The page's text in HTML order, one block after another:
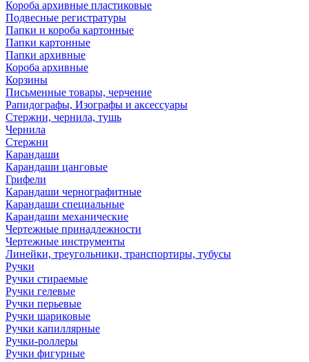
Короба архивные пластиковые
Подвесные регистратуры
Папки и короба картонные
Папки картонные
Папки архивные
Короба архивные
Корзины
Письменные товары, черчение
Рапидографы, Изографы и аксессуары
Стержни, чернила, тушь
Чернила
Стержни
Карандаши
Карандаши цанговые
Грифели
Карандаши чернографитные
Карандаши специальные
Карандаши механические
Чертежные принадлежности
Чертежные инструменты
Линейки, треугольники, транспортиры, тубусы
Ручки
Ручки стираемые
Ручки гелевые
Ручки перьевые
Ручки шариковые
Ручки капиллярные
Ручки-роллеры
Ручки фигурные